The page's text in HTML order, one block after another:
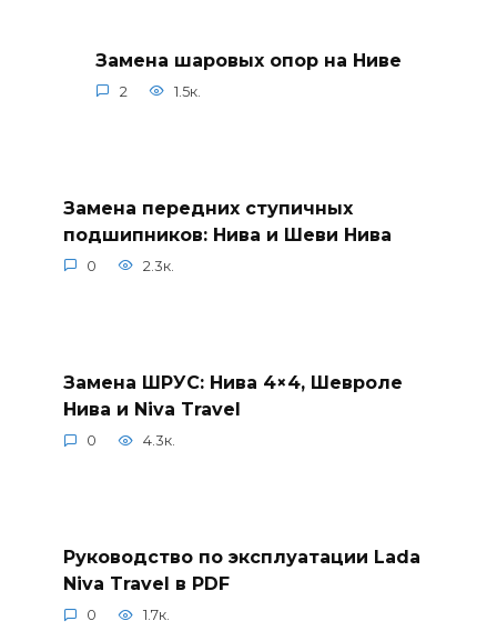
Замена шаровых опор на Ниве
2 1.5к.
Замена передних ступичных
подшипников: Нива и Шеви Нива
0 2.3к.
Замена ШРУС: Нива 4×4, Шевроле
Нива и Niva Travel
0 4.3к.
Руководство по эксплуатации Lada
Niva Travel в PDF
0 1.7к.